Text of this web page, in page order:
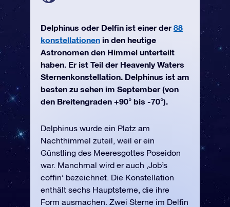
Delphinus oder Delfin ist einer der88
konstellationen in den heutige
Astronomen den Himmel unterteilt
haben. Er ist Teil der Heavenly Waters
Sternenkonstellation. Delphinus ist am
besten zu sehen im September (von
den Breitengraden +90° bis -70°).
Delphinus wurde ein Platz am
Nachthimmel zuteil, weil er ein
Günstling des Meeresgottes Poseidon
war. Manchmal wird er auch ‚Job’s
coffin‘ bezeichnet. Die Konstellation
enthält sechs Hauptsterne, die ihre
Form ausmachen. Zwei Sterne im Delfin